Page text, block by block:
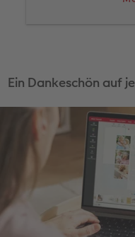
• Fellnasen-Nanny
• Gute-Laune-Omi
• Naschkatze und
• Abenteuer-
Ein Dankeschön auf